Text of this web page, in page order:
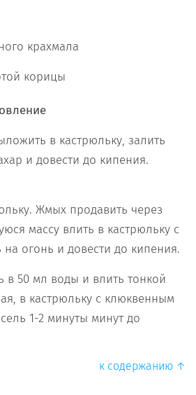
крахмала
корицы
в кастрюльку, залить
и довести до кипения.
Жмых продавить через
массу влить в кастрюльку с
на огонь и довести до кипения.
в 50 мл воды и влить тонкой
в кастрюльку с клюквенным
1-2 минуты минут до
к содержанию ↑